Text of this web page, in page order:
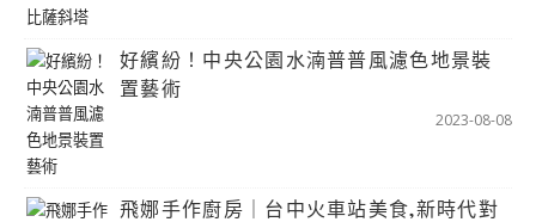
好繽紛！中央公園水湳普普風濾色地景裝
置藝術
2023-08-08
飛娜手作廚房｜台中火車站美食,新時代對